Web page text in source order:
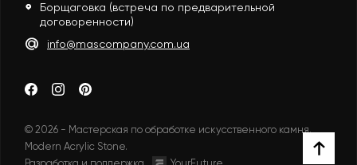
Борщаговка (встреча по предварительной
договоренности)
info@mascompany.com.ua
© 2026 - Мастерская по обработке искусственного камня.
Modern Acrylic Stone.